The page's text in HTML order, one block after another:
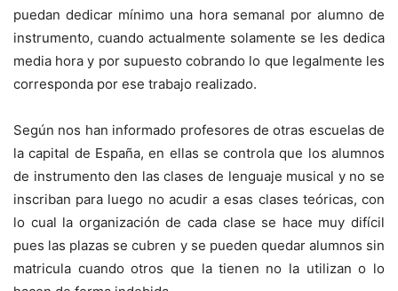
puedan dedicar mínimo una hora semanal por alumno de
instrumento, cuando actualmente solamente se les dedica
media hora y por supuesto cobrando lo que legalmente les
corresponda por ese trabajo realizado.
Según nos han informado profesores de otras escuelas de
la capital de España, en ellas se controla que los alumnos
de instrumento den las clases de lenguaje musical y no se
inscriban para luego no acudir a esas clases teóricas, con
lo cual la organización de cada clase se hace muy difícil
pues las plazas se cubren y se pueden quedar alumnos sin
matricula cuando otros que la tienen no la utilizan o lo